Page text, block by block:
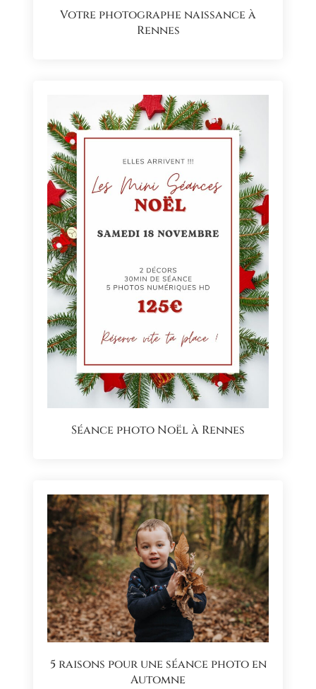
Votre photographe naissance à
Rennes
Séance photo Noël à Rennes
5 raisons pour une séance photo en
Automne